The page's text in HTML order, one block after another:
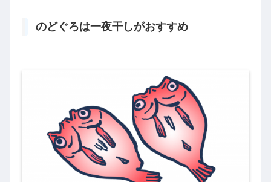
のどぐろは一夜干しがおすすめ